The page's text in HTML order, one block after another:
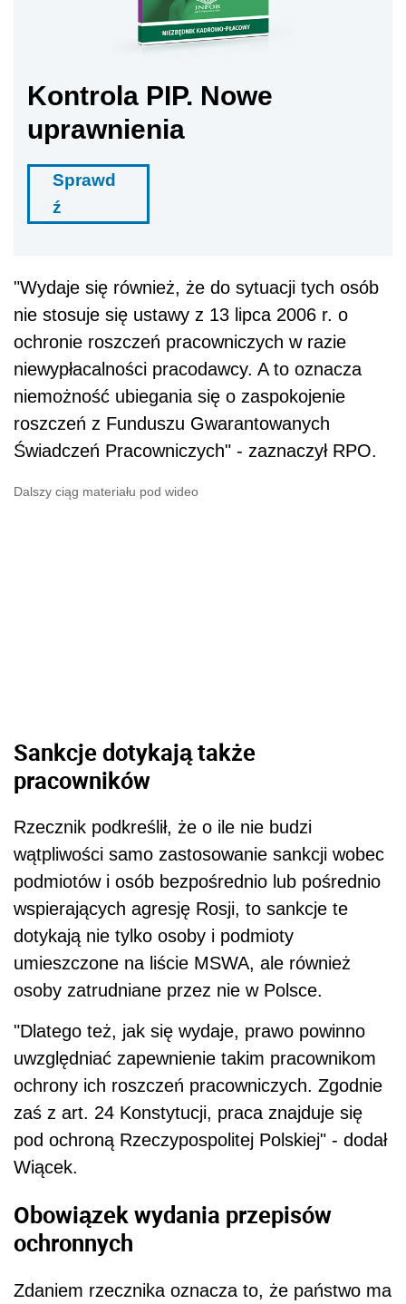
Kontrola PIP. Nowe
uprawnienia
Sprawd
ź
"Wydaje się również, że do sytuacji tych osób
nie stosuje się ustawy z 13 lipca 2006 r. o
ochronie roszczeń pracowniczych w razie
niewypłacalności pracodawcy. A to oznacza
niemożność ubiegania się o zaspokojenie
roszczeń z Funduszu Gwarantowanych
Świadczeń Pracowniczych" - zaznaczył RPO.
Dalszy ciąg materiału pod wideo
Sankcje dotykają także
pracowników
Rzecznik podkreślił, że o ile nie budzi
wątpliwości samo zastosowanie sankcji wobec
podmiotów i osób bezpośrednio lub pośrednio
wspierających agresję Rosji, to sankcje te
dotykają nie tylko osoby i podmioty
umieszczone na liście MSWA, ale również
osoby zatrudniane przez nie w Polsce.
"Dlatego też, jak się wydaje, prawo powinno
uwzględniać zapewnienie takim pracownikom
ochrony ich roszczeń pracowniczych. Zgodnie
zaś z art. 24 Konstytucji, praca znajduje się
pod ochroną Rzeczypospolitej Polskiej" - dodał
Wiącek.
Obowiązek wydania przepisów
ochronnych
Zdaniem rzecznika oznacza to, że państwo ma